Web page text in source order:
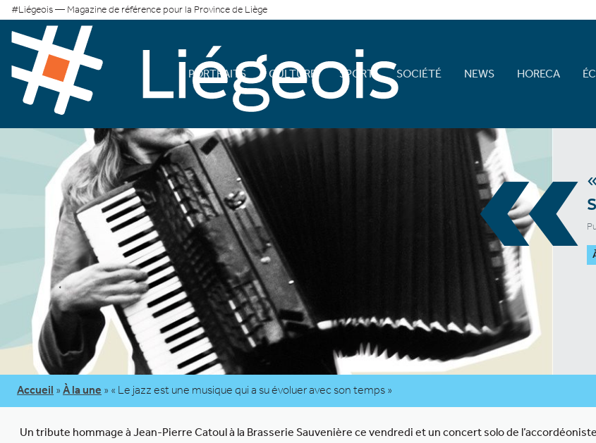
#Liégeois — Magazine de référence pour la Province de Liège
PORTRAITS CULTURE SPORT SOCIÉTÉ NEWS HORECA
«
Accueil » À la une » « Le jazz est une musique qui a su évoluer avec son temps »
Un tribute hommage à Jean-Pierre Catoul à la Brasserie Sauvenière ce vendredi et un concert solo de